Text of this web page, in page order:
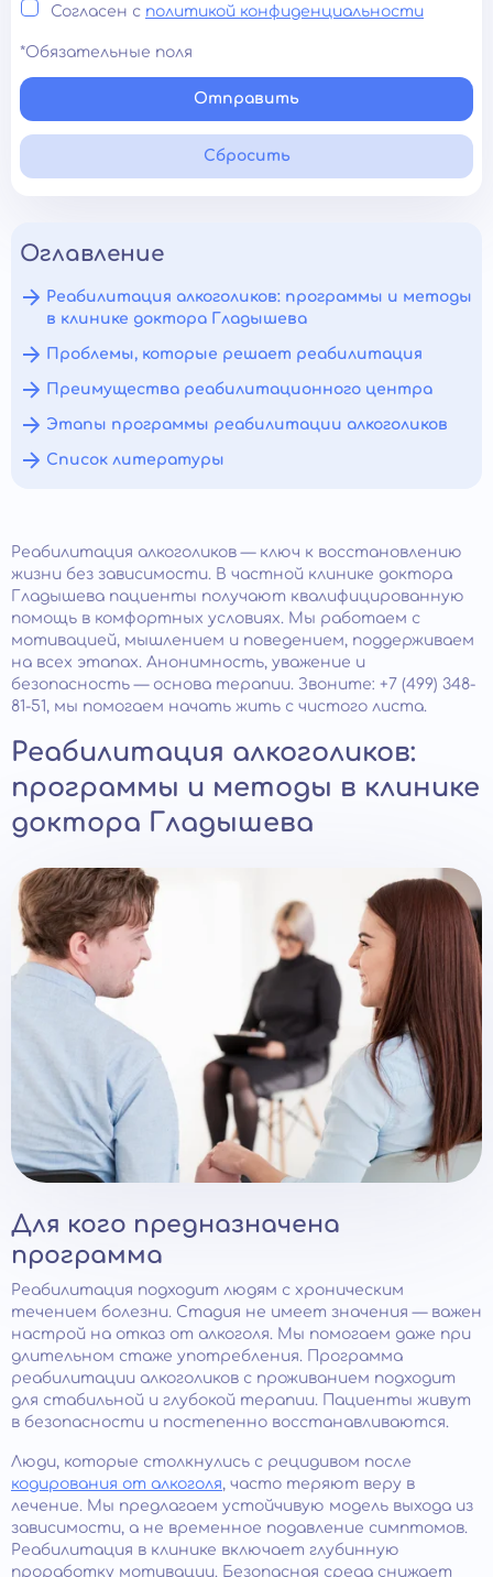
Согласен с политикой конфиденциальности
*Обязательные поля
Отправить
Сбросить
Оглавление
Реабилитация алкоголиков: программы и методы
в клинике доктора Гладышева
Проблемы, которые решает реабилитация
Преимущества реабилитационного центра
Этапы программы реабилитации алкоголиков
Список литературы
Реабилитация алкоголиков — ключ к восстановлению
жизни без зависимости. В частной клинике доктора
Гладышева пациенты получают квалифицированную
помощь в комфортных условиях. Мы работаем с
мотивацией, мышлением и поведением, поддерживаем
на всех этапах. Анонимность, уважение и
безопасность — основа терапии. Звоните: +7 (499) 348-
81-51, мы помогаем начать жить с чистого листа.
Реабилитация алкоголиков:
программы и методы в клинике
доктора Гладышева
Для кого предназначена
программа
Реабилитация подходит людям с хроническим
течением болезни. Стадия не имеет значения — важен
настрой на отказ от алкоголя. Мы помогаем даже при
длительном стаже употребления. Программа
реабилитации алкоголиков с проживанием подходит
для стабильной и глубокой терапии. Пациенты живут
в безопасности и постепенно восстанавливаются.
Люди, которые столкнулись с рецидивом после
кодирования от алкоголя, часто теряют веру в
лечение. Мы предлагаем устойчивую модель выхода из
зависимости, а не временное подавление симптомов.
Реабилитация в клинике включает глубинную
проработку мотивации. Безопасная среда снижает